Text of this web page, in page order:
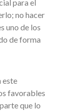
para el
no hacer
uno de los
de forma
este
favorables
que lo